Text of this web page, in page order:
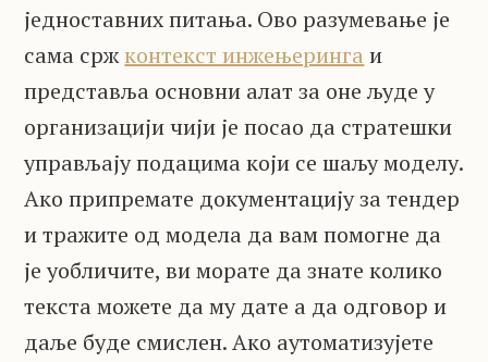
једноставних питања. Ово разумевање је
сама сржконтекст инжењеринга и
представља основни алат за оне људе у
организацији чији је посао да стратешки
управљају подацима који се шаљу моделу.
Ако припремате документацију за тендер
и тражите од модела да вам помогне да
је уобличите, ви морате да знате колико
текста можете да му дате а да одговор и
даље буде смислен. Ако аутоматизујете